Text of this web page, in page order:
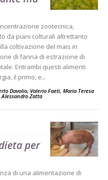
zootecnica,
da piani colturali altrettanto
coltivazione del mais in
di farina di estrazione di
Entrambi questi alimenti
il primo, e...
Davolio, Valerio Faeti, Maria Teresa
Alessandro Zatta
per
di una alimentazione di